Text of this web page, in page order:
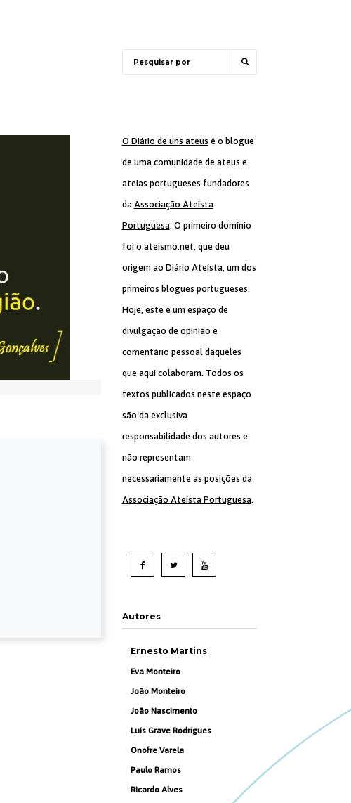
O Diário de uns ateus é o blogue
de uma comunidade de ateus e
ateias portugueses fundadores
da Associação Ateísta
Portuguesa. O primeiro domínio
foi o ateismo.net, que deu
origem ao Diário Ateísta, um dos
primeiros blogues portugueses.
Hoje, este é um espaço de
divulgação de opinião e
comentário pessoal daqueles
que aqui colaboram. Todos os
textos publicados neste espaço
são da exclusiva
responsabilidade dos autores e
não representam
necessariamente as posições da
Associação Ateísta Portuguesa.
Autores
Ernesto Martins
Eva Monteiro
João Monteiro
João Nascimento
Luís Grave Rodrigues
Onofre Varela
Paulo Ramos
Ricardo Alves